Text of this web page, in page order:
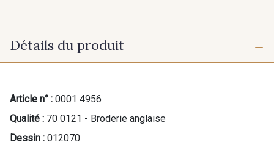
Détails du produit
Article n° : 0001 4956
Qualité : 70 0121 - Broderie anglaise
Dessin : 012070